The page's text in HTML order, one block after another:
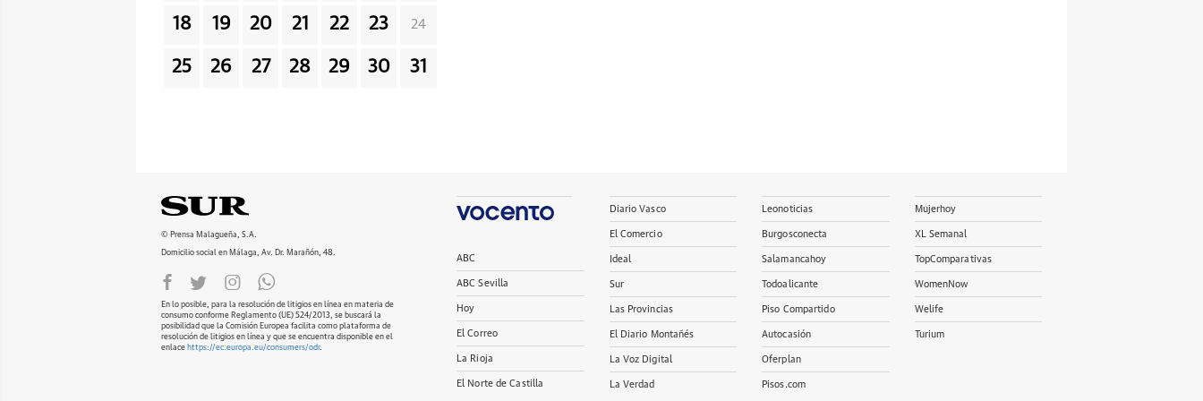
18 19 20 21 22 23 24
25 26 27 28 29 30 31
© Prensa Malagueña, S.A.
Domicilio social en Málaga, Av. Dr. Marañón, 48.
En lo posible, para la resolución de litigios en línea en materia de
consumo conforme Reglamento (UE) 524/2013, se buscará la
posibilidad que la Comisión Europea facilita como plataforma de
resolución de litigios en línea y que se encuentra disponible en el
enlace https://ec.europa.eu/consumers/odr.
ABC
ABC Sevilla
Hoy
El Correo
La Rioja
El Norte de Castilla
Diario Vasco
El Comercio
Ideal
Sur
Las Provincias
El Diario Montañés
La Voz Digital
La Verdad
Leonoticias
Burgosconecta
Salamancahoy
Todoalicante
Piso Compartido
Autocasión
Oferplan
Pisos.com
Mujerhoy
XL Semanal
TopComparativas
WomenNow
Welife
Turium